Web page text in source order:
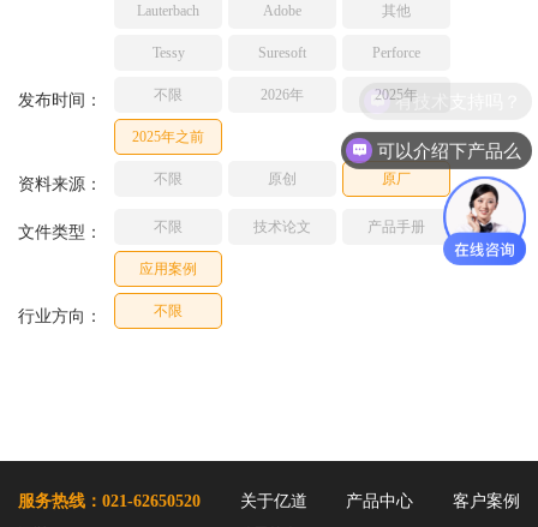
Lauterbach Adobe 其他
Tessy Suresoft Perforce
发布时间： 不限 2026年 2025年
2025年之前
资料来源： 不限 原创 原厂
文件类型： 不限 技术论文 产品手册
应用案例
行业方向： 不限
服务热线：021-62650520 关于亿道 产品中心 客户案例
可以介绍下产品么
有技术支持吗？